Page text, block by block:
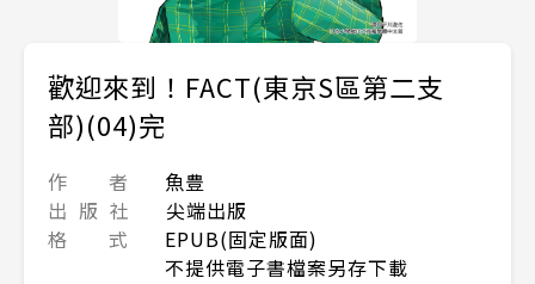
歡迎來到！FACT(東京S區第二支
部)(04)完
作 者
魚豊
出 版 社
尖端出版
格 式
EPUB(固定版面)
不提供電子書檔案另存下載